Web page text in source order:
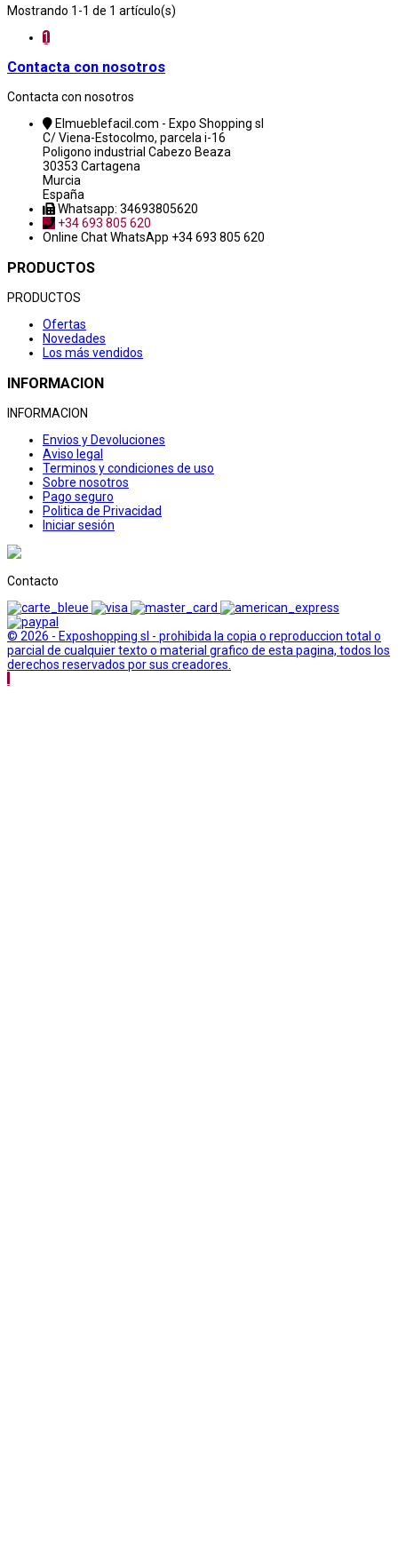
Mostrando 1-1 de 1 artículo(s)
1
Contacta con nosotros
Contacta con nosotros
Elmueblefacil.com - Expo Shopping sl
C/ Viena-Estocolmo, parcela i-16
Poligono industrial Cabezo Beaza
30353 Cartagena
Murcia
España
Whatsapp: 34693805620
+34 693 805 620
Online ChatWhatsApp +34 693 805 620
PRODUCTOS
PRODUCTOS
Ofertas
Novedades
Los más vendidos
INFORMACION
INFORMACION
Envios y Devoluciones
Aviso legal
Terminos y condiciones de uso
Sobre nosotros
Pago seguro
Politica de Privacidad
Iniciar sesión
Contacto
© 2026 - Exposhopping sl - prohibida la copia o reproduccion total o
parcial de cualquier texto o material grafico de esta pagina, todos los
derechos reservados por sus creadores.